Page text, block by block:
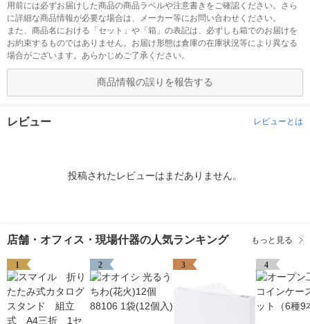
用前には必ずお届けした商品の商品ラベルや注意書きをご確認ください。さら
に詳細な商品情報が必要な場合は、メーカー等にお問い合わせください。
また、商品名における「セット」や「箱」の表記は、必ずしも箱でのお届けを
お約束するものではありません。お届け形態は倉庫の在庫状況等により異なる
場合がございます。あらかじめご了承ください。
商品情報の誤りを報告する
レビュー レビューとは
投稿されたレビューはまだありません。
店舗・オフィス・現場什器の人気ランキング もっと見る
1 2 3 4